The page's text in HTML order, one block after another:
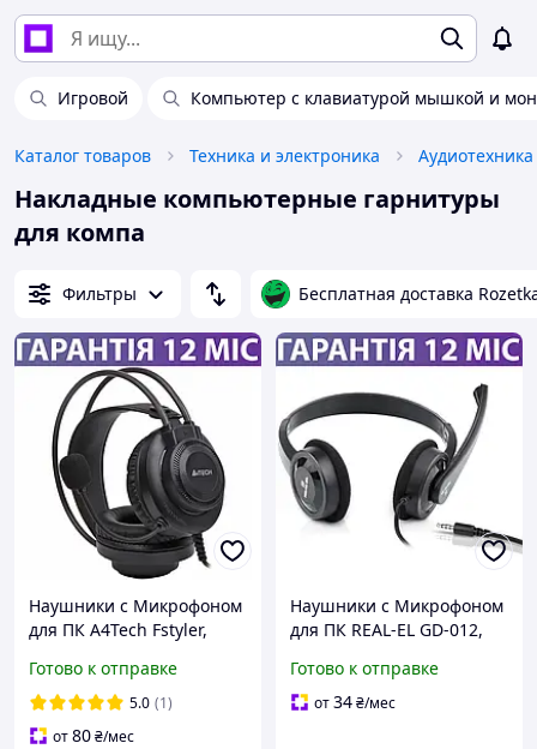
Игровой Компьютер с клавиатурой мышкой и
Каталог товаров Техника и электроника
Накладные компьютерные гарнитуры
для компа
Фильтры Бесплатная доставка
Наушники с Микрофоном
для ПК A4Tech Fstyler,
компьютерные,
гарнитура для
компьютера и ноутбука
Готово к отправке
5.0 (1)
от80₴/мес
Наушники с Микрофоном
для ПК REAL-EL GD-012,
компьютерные,
гарнитура для
Готово к отправке
от34₴/мес